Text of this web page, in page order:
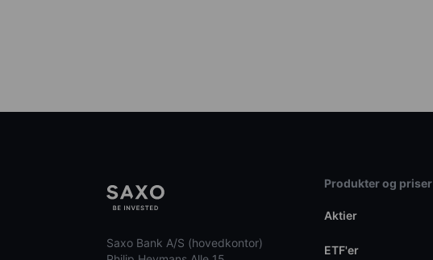
Saxo Bank A/S (hovedkontor)
Produkter og priser
Aktier
ETF'er